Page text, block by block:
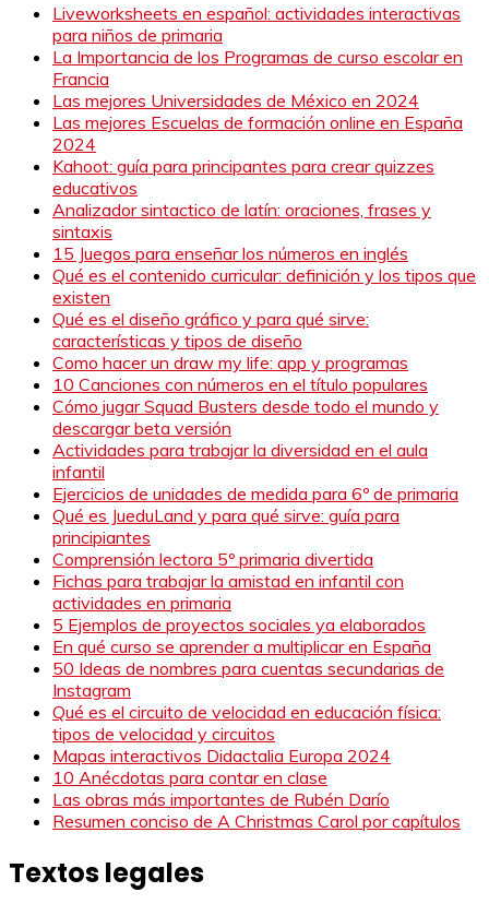
Liveworksheets en español: actividades interactivas
para niños de primaria
La Importancia de los Programas de curso escolar en
Francia
Las mejores Universidades de México en 2024
Las mejores Escuelas de formación online en España
2024
Kahoot: guía para principantes para crear quizzes
educativos
Analizador sintactico de latín: oraciones, frases y
sintaxis
15 Juegos para enseñar los números en inglés
Qué es el contenido curricular: definición y los tipos que
existen
Qué es el diseño gráfico y para qué sirve:
características y tipos de diseño
Como hacer un draw my life: app y programas
10 Canciones con números en el título populares
Cómo jugar Squad Busters desde todo el mundo y
descargar beta versión
Actividades para trabajar la diversidad en el aula
infantil
Ejercicios de unidades de medida para 6º de primaria
Qué es JueduLand y para qué sirve: guía para
principiantes
Comprensión lectora 5º primaria divertida
Fichas para trabajar la amistad en infantil con
actividades en primaria
5 Ejemplos de proyectos sociales ya elaborados
En qué curso se aprender a multiplicar en España
50 Ideas de nombres para cuentas secundarias de
Instagram
Qué es el circuito de velocidad en educación física:
tipos de velocidad y circuitos
Mapas interactivos Didactalia Europa 2024
10 Anécdotas para contar en clase
Las obras más importantes de Rubén Darío
Resumen conciso de A Christmas Carol por capítulos
Textos legales